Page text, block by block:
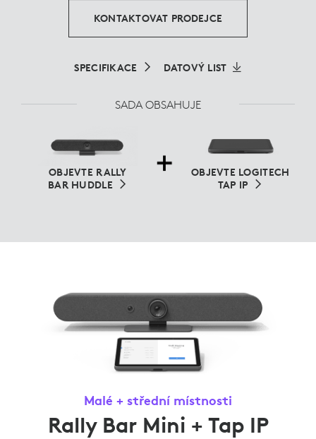
KONTAKTOVAT PRODEJCE
SPECIFIKACE DATOVÝ LIST
SADA OBSAHUJE
OBJEVTE RALLY
BAR HUDDLE
OBJEVTE LOGITECH
TAP IP
Malé + střední místnosti
Rally Bar Mini + Tap IP